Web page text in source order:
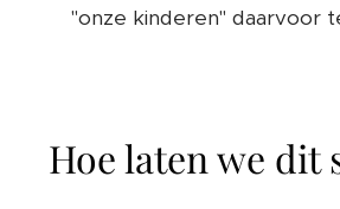
"onze kinderen" daarvoor
Hoe laten we dit